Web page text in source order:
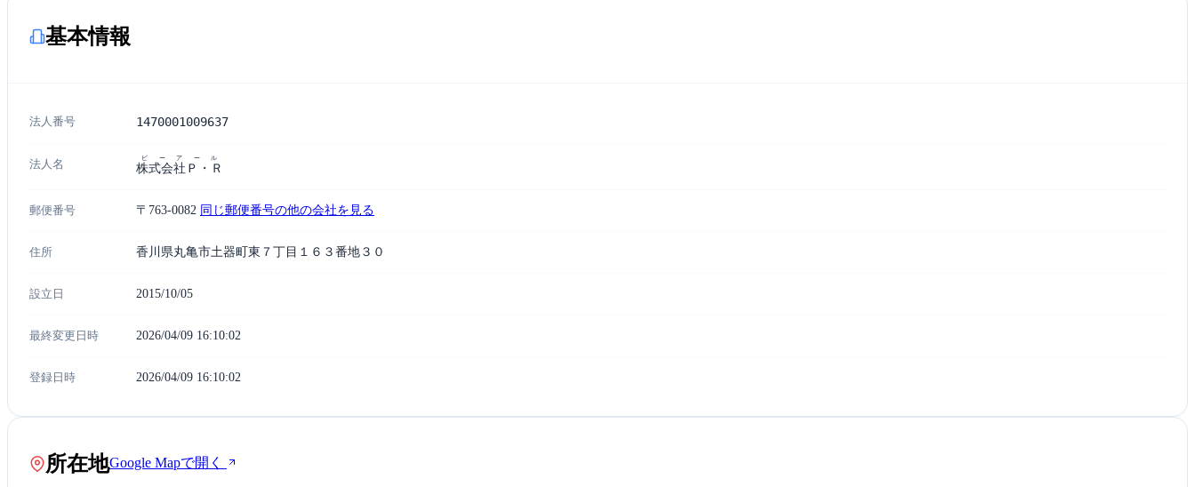
基本情報
法人番号 1470001009637
法人名 株式会社Ｐ・Ｒ
ピーアール
郵便番号 〒763-0082 同じ郵便番号の他の会社を見る
住所 香川県丸亀市土器町東７丁目１６３番地３０
設立日 2015/10/05
最終変更日時 2026/04/09 16:10:02
登録日時 2026/04/09 16:10:02
所在地Google Mapで開く